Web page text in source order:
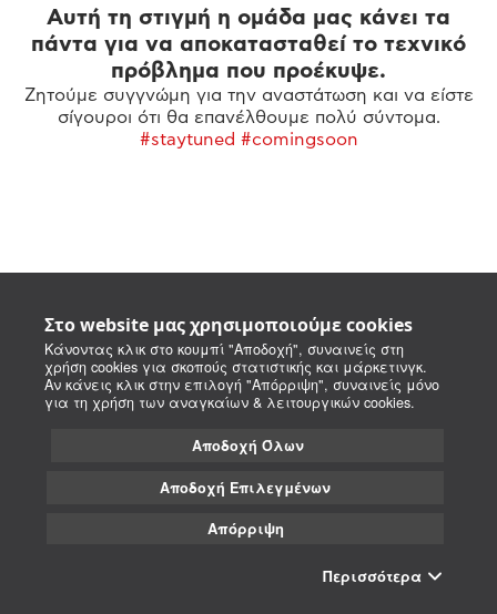
Στο website μας χρησιμοποιούμε cookies
Κάνοντας κλικ στο κουμπί "Αποδοχή", συναινείς στη
χρήση cookies για σκοπούς στατιστικής και μάρκετινγκ.
Αν κάνεις κλικ στην επιλογή "Απόρριψη", συναινείς μόνο
για τη χρήση των αναγκαίων & λειτουργικών cookies.
Αποδοχή Όλων
Αποδοχή Επιλεγμένων
Απόρριψη
Περισσότερα
Αυτή τη στιγμή η ομάδα μας κάνει τα
πάντα για να αποκατασταθεί το τεχνικό
πρόβλημα που προέκυψε.
Ζητούμε συγγνώμη για την αναστάτωση και να είστε
σίγουροι ότι θα επανέλθουμε πολύ σύντομα.
#staytuned #comingsoon